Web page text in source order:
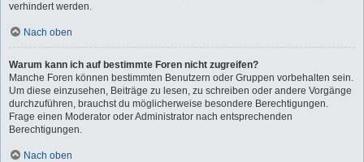
verhindert werden.
Nach oben
Warum kann ich auf bestimmte Foren nicht zugreifen?
Manche Foren können bestimmten Benutzern oder Gruppen vorbehalten sein.
Um diese einzusehen, Beiträge zu lesen, zu schreiben oder andere Vorgänge
durchzuführen, brauchst du möglicherweise besondere Berechtigungen.
Frage einen Moderator oder Administrator nach entsprechenden
Berechtigungen.
Nach oben